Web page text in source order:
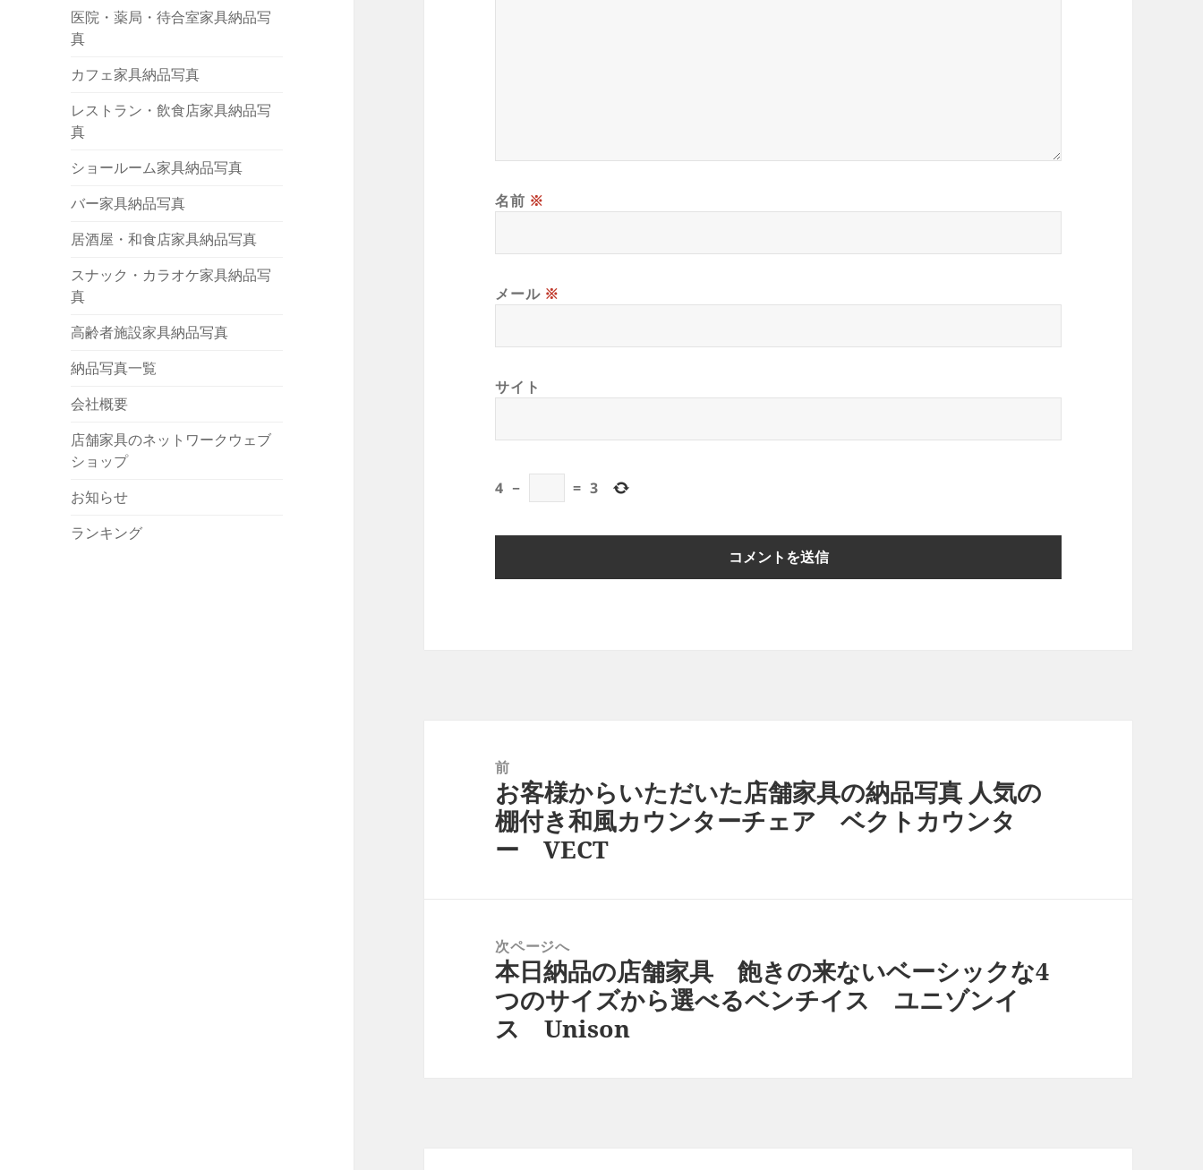
医院・薬局・待合室家具納品写
真
カフェ家具納品写真
レストラン・飲食店家具納品写
真
ショールーム家具納品写真
バー家具納品写真
居酒屋・和食店家具納品写真
スナック・カラオケ家具納品写
真
高齢者施設家具納品写真
納品写真一覧
会社概要
店舗家具のネットワークウェブ
ショップ
お知らせ
ランキング
名前 ※
メール ※
サイト
4 − = 3
前
前
の
投
お客様からいただいた店舗家具の納品写真 人気の
棚付き和風カウンターチェア ベクトカウンタ
ー VECT
次ページへ
次
の
投
本日納品の店舗家具 飽きの来ないベーシックな4
つのサイズから選べるベンチイス ユニゾンイ
ス Unison